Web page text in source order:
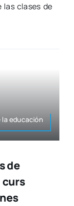
las cla­ses de
edu­ca­ción
de
curs